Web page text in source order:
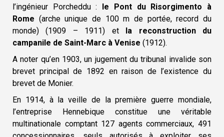
l’ingénieur Porcheddu : le Pont du Risorgimento à
Rome (arche unique de 100 m de portée, record du
monde) (1909 – 1911) et la reconstruction du
campanile de Saint-Marc à Venise (1912).
A noter qu’en 1903, un jugement du tribunal invalide son
brevet principal de 1892 en raison de l’existence du
brevet de Monier.
En 1914, à la veille de la première guerre mondiale,
l’entreprise Hennebique constitue une véritable
multinationale comptant 127 agents commerciaux, 491